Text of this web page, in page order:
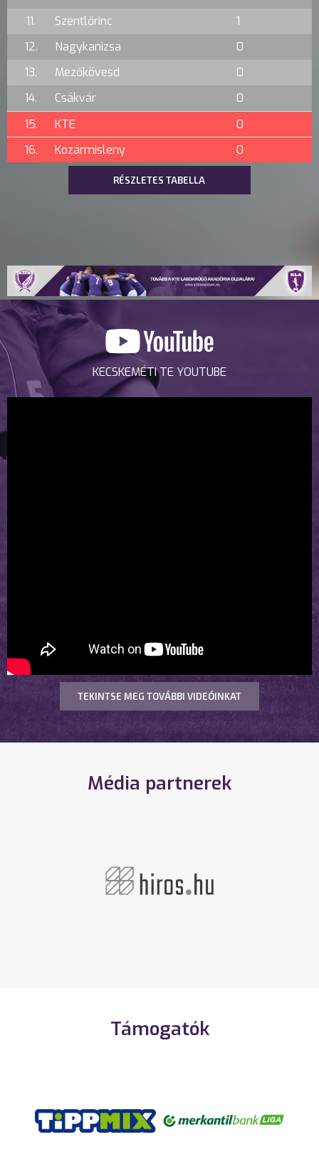
11.
Szentlőrinc
1
12.
Nagykanizsa
0
13.
Mezőkövesd
0
14.
Csákvár
0
15.
KTE
0
16.
Kozármisleny 0
RÉSZLETES TABELLA
KECSKEMÉTI TE YOUTUBE
TEKINTSE MEG TOVÁBBI VIDEÓINKAT
Média partnerek
Támogatók